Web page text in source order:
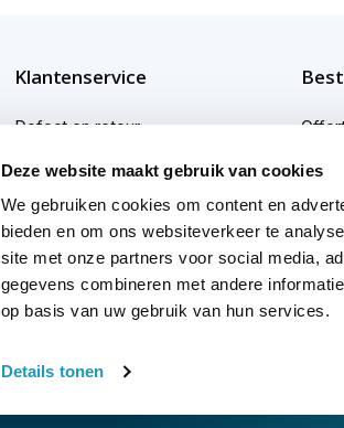
Deze website maakt gebruik van cookies
We gebruiken cookies om content en
bieden en om ons websiteverkeer te
site met onze partners voor social media,
gegevens combineren met andere
op basis van uw gebruik van hun services.
Details tonen
Klantenservice
Defect en retour
Garantie
Herroepingsrecht
Klachten